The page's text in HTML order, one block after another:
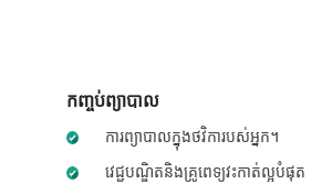
កញ្ចប់ព្យាបាល
ការព្យាបាលក្នុងថវិការបស់អ្នក។
វេជ្ជបណ្ឌិតនិងគ្រូពេទ្យវះកាត់ល្អបំផុត